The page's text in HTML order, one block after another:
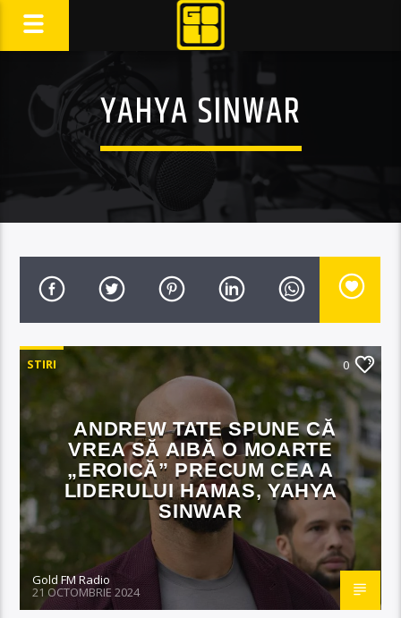
YAHYA SINWAR
STIRI 0
ANDREW TATE SPUNE CĂ
VREA SĂ AIBĂ O MOARTE
„EROICĂ” PRECUM CEA A
LIDERULUI HAMAS, YAHYA
SINWAR
Gold FM Radio
21 OCTOMBRIE 2024